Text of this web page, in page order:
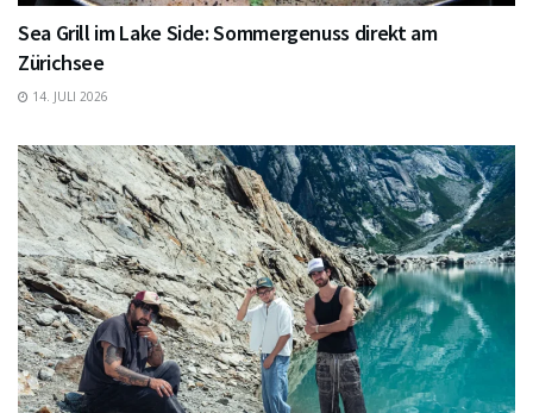
Sea Grill im Lake Side: Sommergenuss direkt am
Zürichsee
14. JULI 2026